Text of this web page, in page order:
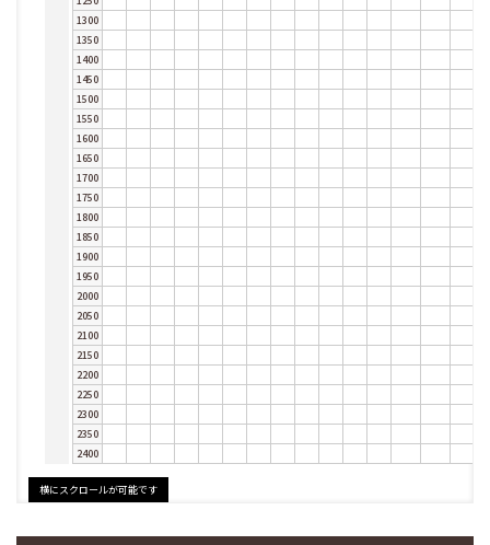
1300
1350
1400
1450
1500
1550
1600
1650
1700
1750
1800
1850
1900
1950
2000
2050
2100
2150
2200
2250
2300
2350
2400